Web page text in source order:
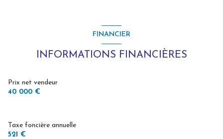
FINANCIER
INFORMATIONS FINANCIÈRES
Prix net vendeur
40 000 €
Taxe foncière annuelle
521 €